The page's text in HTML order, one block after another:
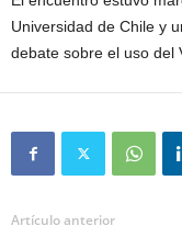
Universidad de Chile y
debate sobre el uso del
Artículo anterior